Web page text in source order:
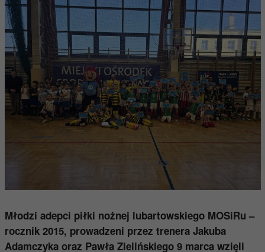
Młodzi adepci piłki nożnej lubartowskiego MOSiRu –
rocznik 2015, prowadzeni przez trenera Jakuba
Adamczyka oraz Pawła Zielińskiego 9 marca wzięli